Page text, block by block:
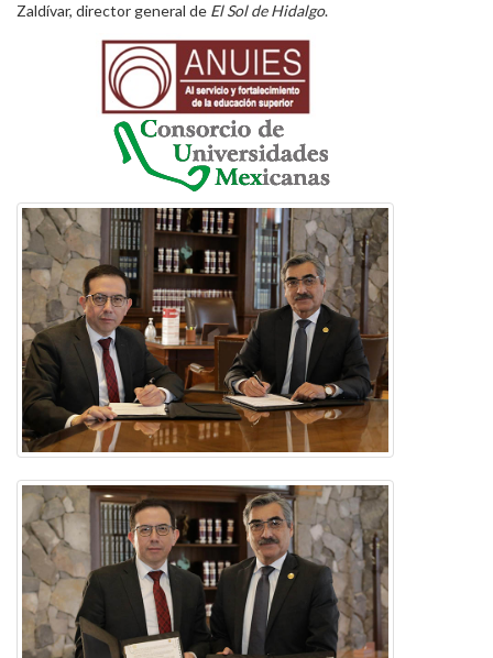
Zaldívar, director general de El Sol de Hidalgo.